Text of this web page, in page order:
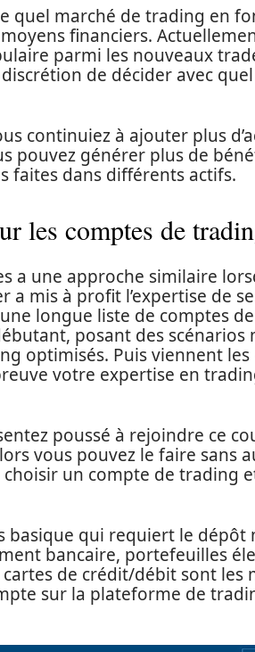
quel marché de trading en
financiers.
parmi les nouveaux
de décider avec
continuiez à ajouter plus
pouvez générer plus de
faites dans différents actifs.
les comptes de
une approche similaire
mis à profit l’expertise de
longue liste de comptes
posant des scénarios
optimisés. Puis viennent
votre expertise en
poussé à rejoindre ce
vous pouvez le faire sans
choisir un compte de trading
basique qui requiert le
bancaire, portefeuilles
de crédit/débit sont les
sur la plateforme de